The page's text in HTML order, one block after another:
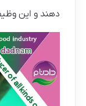
دهند و این